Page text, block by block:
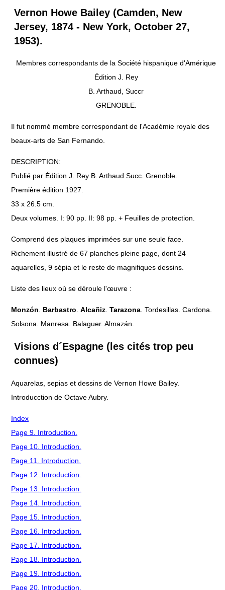
Vernon Howe Bailey (Camden, New
Jersey, 1874 - New York, October 27,
1953).
Membres correspondants de la Société hispanique d'Amérique
Édition J. Rey
B. Arthaud, Succr
GRENOBLE.
Il fut nommé membre correspondant de l'Académie royale des
beaux-arts de San Fernando.
DESCRIPTION:
Publié par Édition J. Rey B. Arthaud Succ. Grenoble.
Première édition 1927.
33 x 26.5 cm.
Deux volumes. I: 90 pp. II: 98 pp. + Feuilles de protection.
Comprend des plaques imprimées sur une seule face.
Richement illustré de 67 planches pleine page, dont 24
aquarelles, 9 sépia et le reste de magnifiques dessins.
Liste des lieux où se déroule l'œuvre :
Monzón. Barbastro. Alcañiz. Tarazona. Tordesillas. Cardona.
Solsona. Manresa. Balaguer. Almazán.
Visions d´Espagne (les cités trop peu
connues)
Aquarelas, sepias et dessins de Vernon Howe Bailey.
Introducction de Octave Aubry.
Index
Page 9. Introduction.
Page 10. Introduction.
Page 11. Introduction.
Page 12. Introduction.
Page 13. Introduction.
Page 14. Introduction.
Page 15. Introduction.
Page 16. Introduction.
Page 17. Introduction.
Page 18. Introduction.
Page 19. Introduction.
Page 20. Introduction.